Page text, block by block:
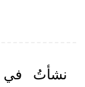
نشأتُ في